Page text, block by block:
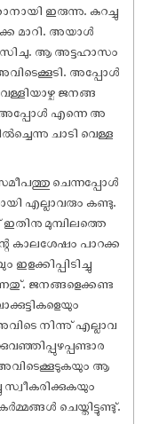
ഇരുന്നു. കുറച്ചു
മാറി. അയാൾ
ആ അട്ടഹാസം
അപ്പോൾ
ജനങ്ങ
അപ്പോൾ എന്നെ അ
ചാടി വെള്ള
ചെന്നപ്പോൾ
എല്ലാവരും കണ്ടു.
മുമ്പിലത്തെ
കാലശേ‌ഷം പാറക്ക
ജനങ്ങളെക്കണ്ട
നിന്നു് എല്ലാവ
ആ
സ്വീകരിക്കുകയും
ചെയ്തിട്ടുണ്ടു്.